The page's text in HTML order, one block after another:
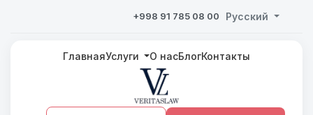
+998 91 785 08 00 Русский
ГлавнаяУслуги О насБлогКонтакты